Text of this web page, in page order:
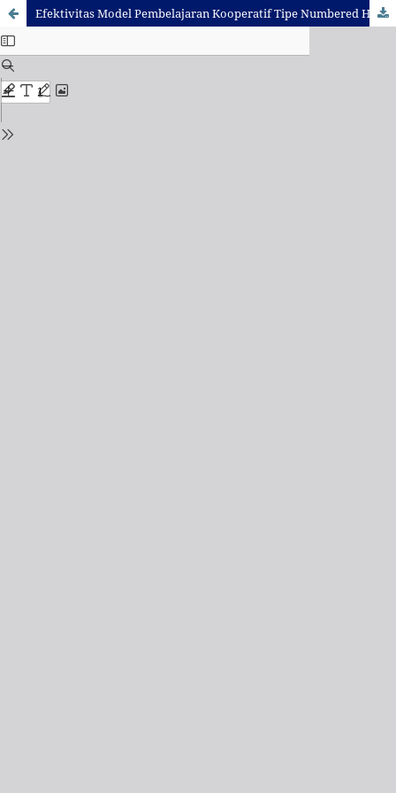
Efektivitas Model Pembelajaran Kooperatif Tipe Numbered Head Together (NHT) terhadap Kemampuan Berpikir Kritis Matematis Siswa Kelas IV di SD Muhammadiyah Integratif Dukun